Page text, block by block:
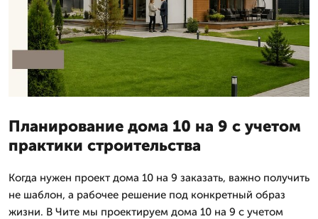
Планирование дома 10 на 9 с учетом
практики строительства
Когда нужен проект дома 10 на 9 заказать, важно получить
не шаблон, а рабочее решение под конкретный образ
жизни. В Чите мы проектируем дома 10 на 9 с учетом